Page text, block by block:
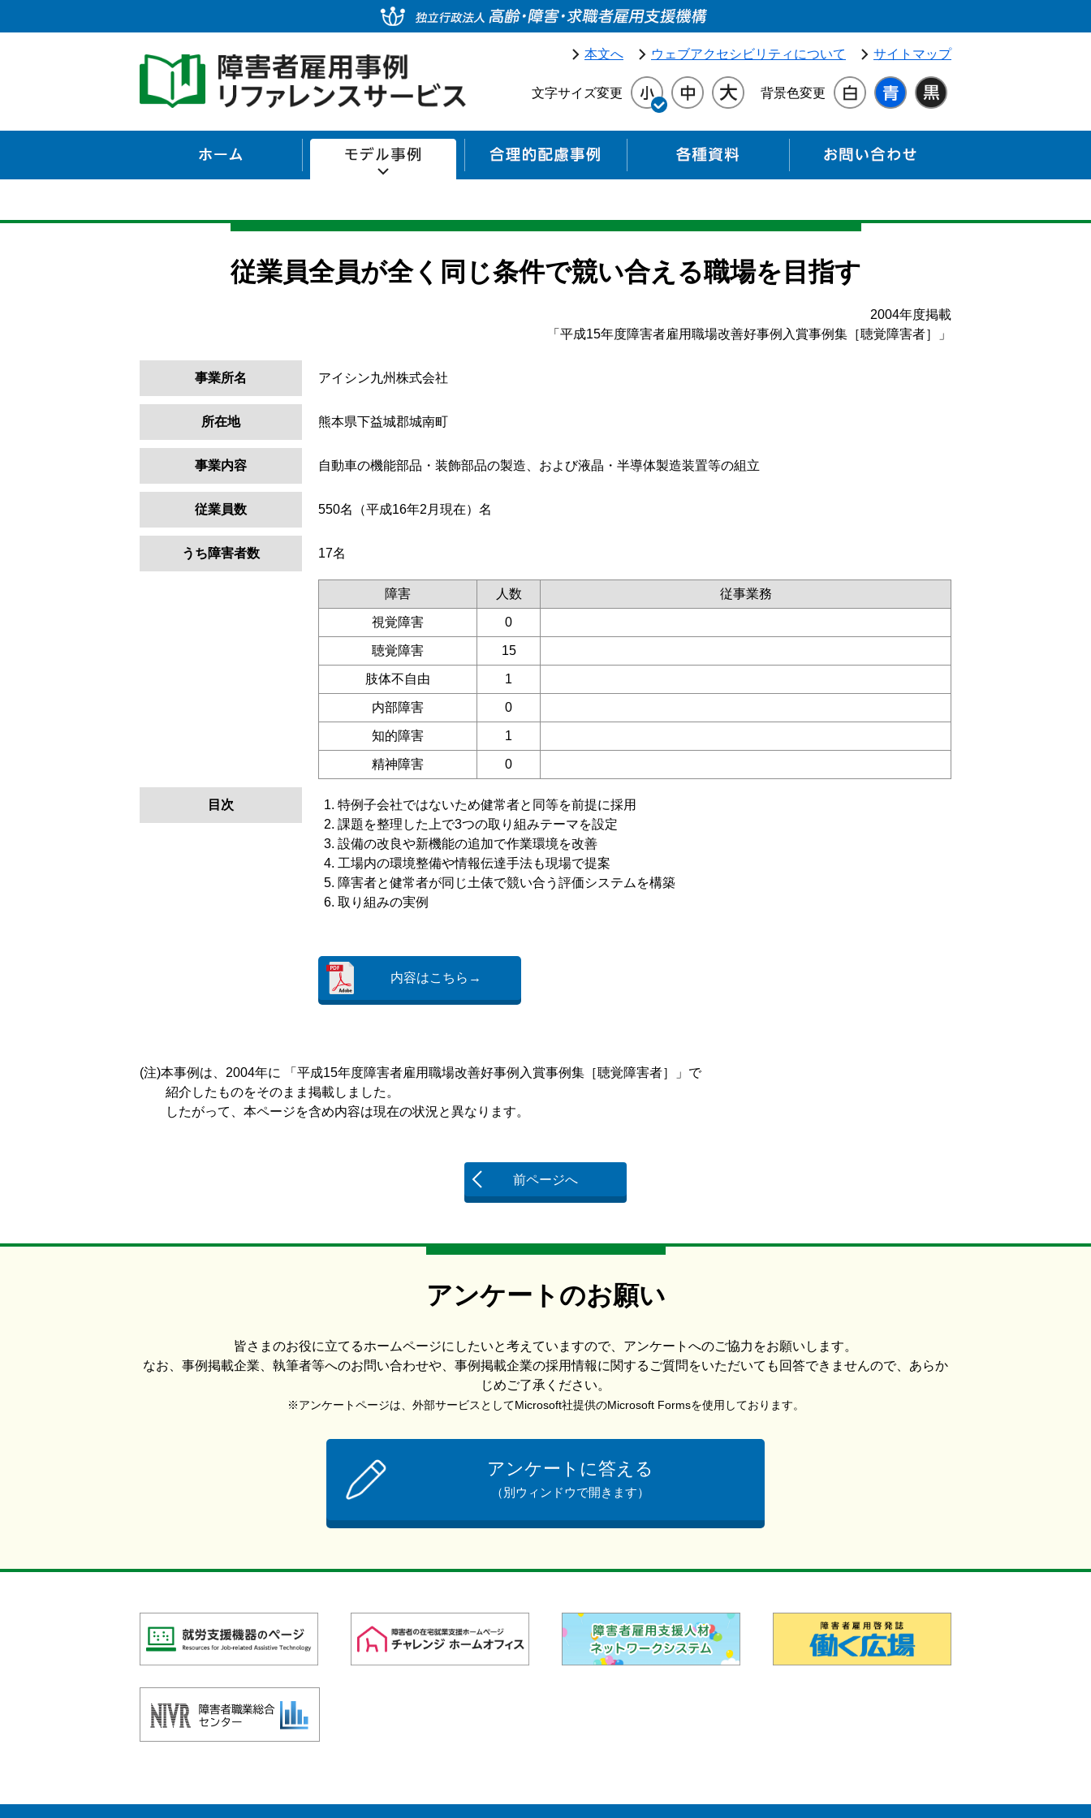
本文へ ウェブアクセシビリティについて サイトマップ
文字サイズ変更 背景色変更
モデル事例 合理的配慮事例 各種資料
従業員全員が全く同じ条件で競い合える職場を目指す
2004年度掲載
「平成15年度障害者雇用職場改善好事例入賞事例集［聴覚障害者］」
事業所名 アイシン九州株式会社
所在地 熊本県下益城郡城南町
事業内容 自動車の機能部品・装飾部品の製造、および液晶・半導体製造装置等の組立
従業員数 550名（平成16年2月現在）名
うち障害者数 17名
障害 人数 従事業務
視覚障害 0
聴覚障害 15
肢体不自由 1
内部障害 0
知的障害 1
精神障害 0
目次
特例子会社ではないため健常者と同等を前提に採用
課題を整理した上で3つの取り組みテーマを設定
設備の改良や新機能の追加で作業環境を改善
工場内の環境整備や情報伝達手法も現場で提案
障害者と健常者が同じ土俵で競い合う評価システムを構築
取り組みの実例
内容はこちら→
(注)本事例は、2004年に 「平成15年度障害者雇用職場改善好事例入賞事例集［聴覚障害者］」で
紹介したものをそのまま掲載しました。
したがって、本ページを含め内容は現在の状況と異なります。
前ページへ
アンケートのお願い
皆さまのお役に立てるホームページにしたいと考えていますので、アンケートへのご協力をお願いします。
なお、事例掲載企業、執筆者等へのお問い合わせや、事例掲載企業の採用情報に関するご質問をいただいても回答できませんので、あらか
じめご了承ください。
※アンケートページは、外部サービスとしてMicrosoft社提供のMicrosoft Formsを使用しております。
アンケートに答える
（別ウィンドウで開きます）